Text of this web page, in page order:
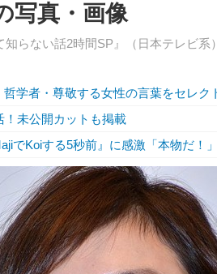
写真・画像
らない話2時間SP』（日本テレビ系
学者・尊敬する女性の言葉をセレク
！未公開カットも掲載
でKoiする5秒前』に感激「本物だ！」